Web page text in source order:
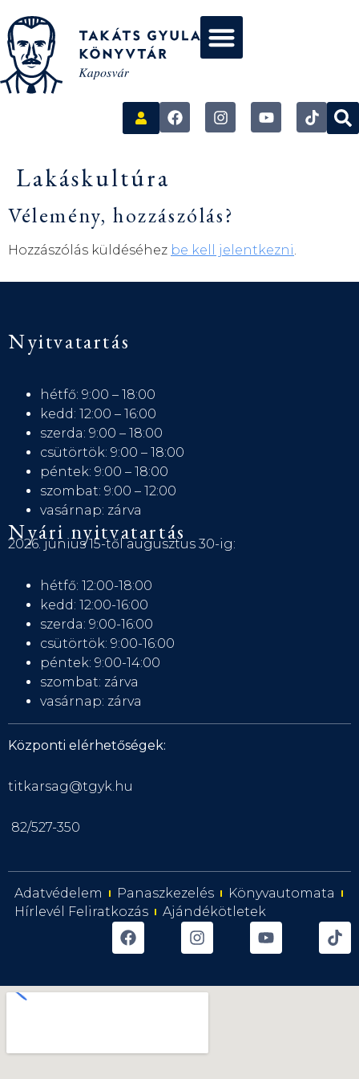
Lakáskultúra
Vélemény, hozzászólás?
Hozzászólás küldéséhez be kell jelentkezni.
Nyitvatartás
hétfő: 9:00 – 18:00
kedd: 12:00 – 16:00
szerda: 9:00 – 18:00
csütörtök: 9:00 – 18:00
péntek: 9:00 – 18:00
szombat: 9:00 – 12:00
vasárnap: zárva
Nyári nyitvatartás
2026. június 15-től augusztus 30-ig:
hétfő: 12:00-18:00
kedd: 12:00-16:00
szerda: 9:00-16:00
csütörtök: 9:00-16:00
péntek: 9:00-14:00
szombat: zárva
vasárnap: zárva
Központi elérhetőségek:
titkarsag@tgyk.hu
82/527-350
Adatvédelem Panaszkezelés
Könyvautomata
Hírlevél Feliratkozás
Ajándékötletek